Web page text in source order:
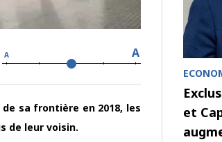
A A
sa frontière en 2018, les
de leur voisin.
et